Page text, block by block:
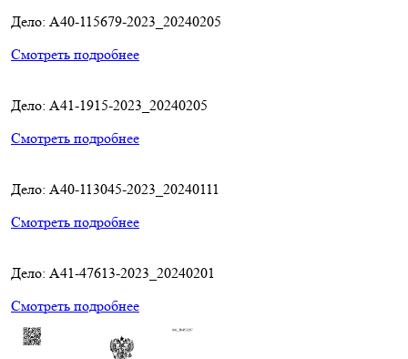
Дело: A40-115679-2023_20240205
Смотреть подробнее
Дело: A41-1915-2023_20240205
Смотреть подробнее
Дело: A40-113045-2023_20240111
Смотреть подробнее
Дело: A41-47613-2023_20240201
Смотреть подробнее